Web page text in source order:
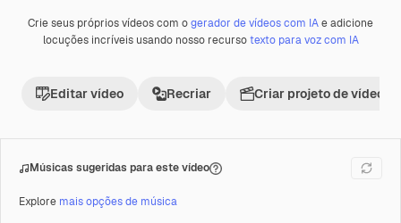
Premium
Crie seus próprios vídeos com ogerador de vídeos com IAe adicione
locuções incríveis usando nosso recursotexto para voz com IA
Editar vídeo Recriar Criar projeto de vídeo
Músicas sugeridas para este vídeo
Explore mais opções de música